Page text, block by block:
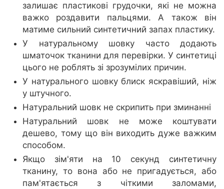
залишає пластикові грудочки, які не можна
важко роздавити пальцями. А також він
матиме сильний синтетичний запах пластику.
У натуральному шовку часто додають
шматочок тканини для перевірки. У синтетиці
цього не роблять зі зрозумілих причин.
У натурального шовку блиск яскравіший, ніж
у штучного.
Натуральний шовк не скрипить при зминанні
Натуральний шовк не може коштувати
дешево, тому що він виходить дуже важким
способом.
Якщо зім'яти на 10 секунд синтетичну
тканину, то вона або не пригадується, або
пам'ятається з чіткими заломами,